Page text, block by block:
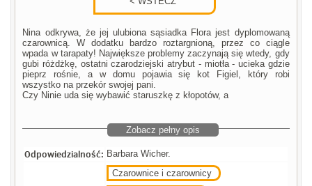
Nina odkrywa, że jej ulubiona sąsiadka Flora jest dyplomowaną
czarownicą. W dodatku bardzo roztargnioną, przez co ciągle
wpada w tarapaty! Największe problemy zaczynają się wtedy, gdy
gubi różdżkę, ostatni czarodziejski atrybut - miotła - ucieka gdzie
pieprz rośnie, a w domu pojawia się kot Figiel, który robi
wszystko na przekór swojej pani.
Czy Ninie uda się wybawić staruszkę z kłopotów, a
Zobacz pełny opis
Odpowiedzialność: Barbara Wicher.
Czarownice i czarownicy